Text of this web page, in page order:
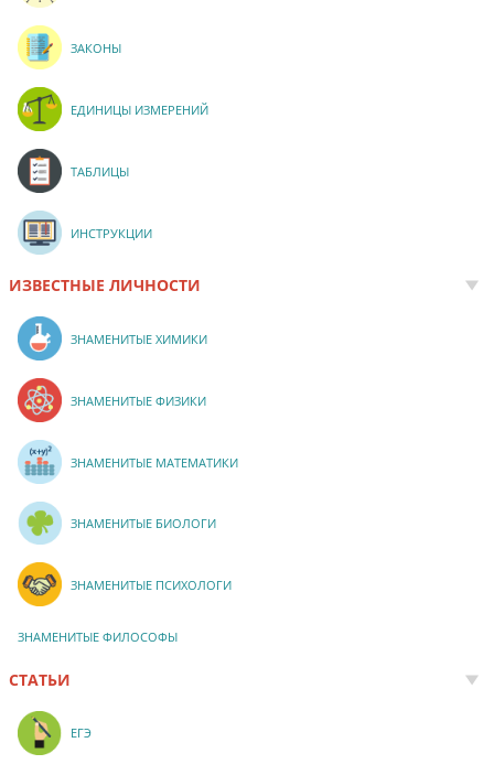
ЗАКОНЫ
ЕДИНИЦЫ ИЗМЕРЕНИЙ
ТАБЛИЦЫ
ИНСТРУКЦИИ
ИЗВЕСТНЫЕ ЛИЧНОСТИ
ЗНАМЕНИТЫЕ ХИМИКИ
ЗНАМЕНИТЫЕ ФИЗИКИ
ЗНАМЕНИТЫЕ МАТЕМАТИКИ
ЗНАМЕНИТЫЕ БИОЛОГИ
ЗНАМЕНИТЫЕ ПСИХОЛОГИ
ЗНАМЕНИТЫЕ ФИЛОСОФЫ
СТАТЬИ
ЕГЭ